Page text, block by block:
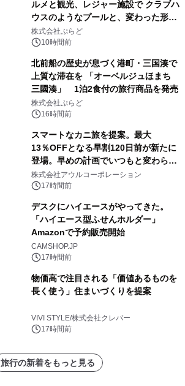
ルメと観光、レジャー施設で クラブハ
ウスのようなプールと、変わった形の
サウナも 「THE BOXY AWAJI」のお
得な素泊まり連泊プランで
株式会社ぷらど
10時間前
北前船の歴史が息づく港町・三国湊で
上質な滞在を 「オーベルジュほまち
三國湊」 1泊2食付の旅行商品を発売
株式会社ぷらど
16時間前
スマートなカニ旅を提案。最大
13％OFFとなる早割120日前が新たに
登場。早めの計画でいつもと変わらぬ
大人の冬旅を。ー夕日ヶ浦温泉「佳松
苑 別邸ふうか」ー
株式会社アウルコーポレーション
17時間前
デスクにハイエースがやってきた。
「ハイエース型ふせんホルダー」
Amazonで予約販売開始
CAMSHOP.JP
17時間前
物価高で注目される「価値あるものを
長く使う」住まいづくりを提案
VIVI STYLE/株式会社クレバー
17時間前
旅行の新着をもっと見る